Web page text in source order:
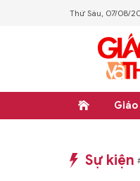
Thứ Sáu, 07/08/
Sự kiện
#Thực học - Thực nghiệp